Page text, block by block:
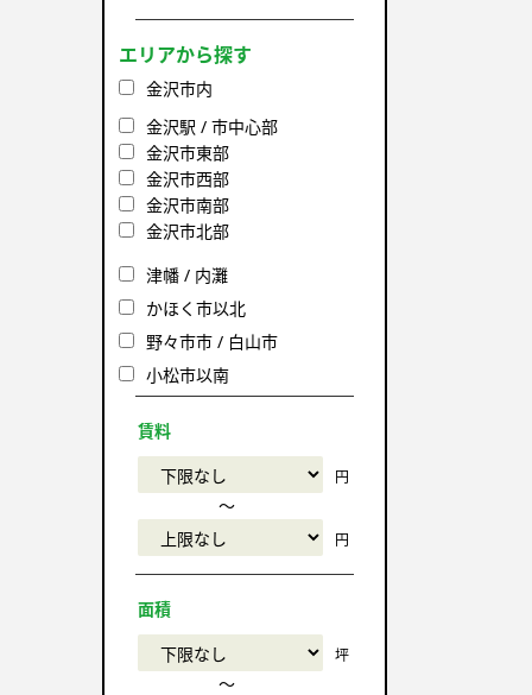
エリアから探す
金沢市内
金沢駅 / 市中心部
金沢市東部
金沢市西部
金沢市南部
金沢市北部
津幡 / 内灘
かほく市以北
野々市市 / 白山市
小松市以南
賃料
円
〜
円
面積
坪
〜